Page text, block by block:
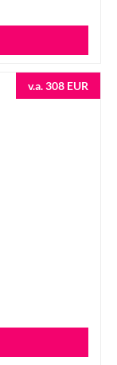
v.a. 308 EUR